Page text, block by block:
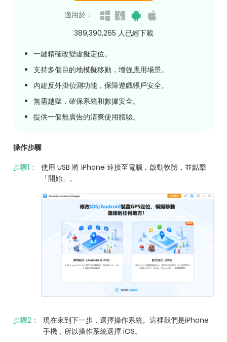
適用於：
389,390,268 人已經下載
一鍵精確改變虛擬定位。
支持多個目的地模擬移動，增強應用場景。
內建反外掛偵測功能，保障遊戲帳戶安全。
無需越獄，確保系統和數據安全。
提供一個無廣告的清爽使用體驗。
操作步驟
步驟1：
使用 USB 將 iPhone 連接至電腦，啟動軟體，並點擊
「開始」。
步驟2：
現在來到下一步，選擇操作系統。這裡我們是iPhone
手機，所以操作系統選擇 iOS。